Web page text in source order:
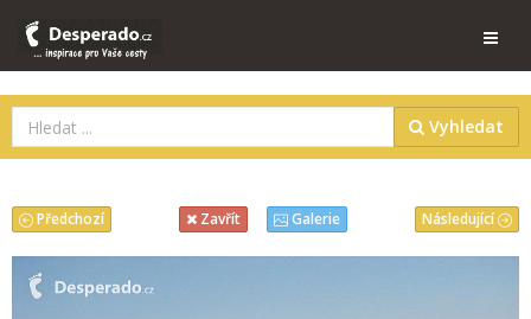
Vyhledat
Následující
Předchozí Zavřít Galerie